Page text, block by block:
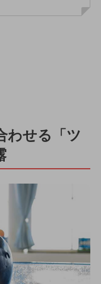
わせる「ツ